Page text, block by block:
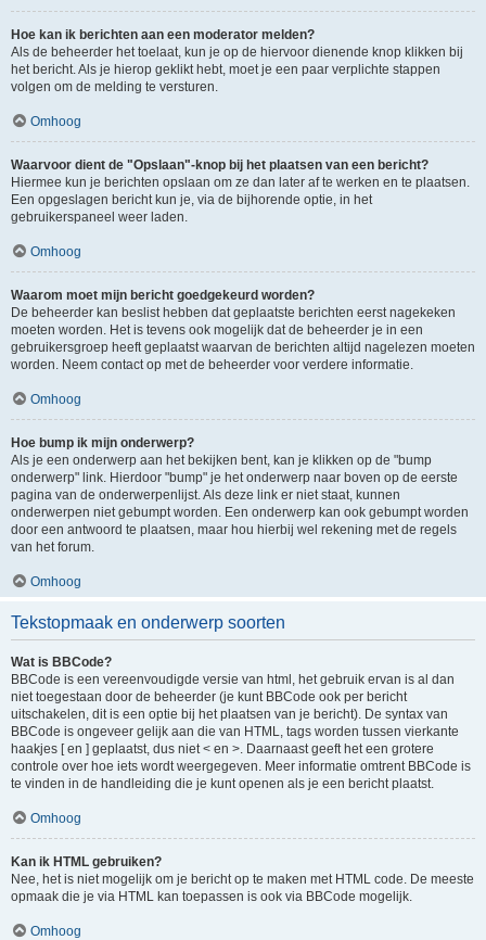
Hoe kan ik berichten aan een moderator melden?
Als de beheerder het toelaat, kun je op de hiervoor dienende knop klikken bij
het bericht. Als je hierop geklikt hebt, moet je een paar verplichte stappen
volgen om de melding te versturen.
Omhoog
Waarvoor dient de "Opslaan"-knop bij het plaatsen van een bericht?
Hiermee kun je berichten opslaan om ze dan later af te werken en te plaatsen.
Een opgeslagen bericht kun je, via de bijhorende optie, in het
gebruikerspaneel weer laden.
Omhoog
Waarom moet mijn bericht goedgekeurd worden?
De beheerder kan beslist hebben dat geplaatste berichten eerst nagekeken
moeten worden. Het is tevens ook mogelijk dat de beheerder je in een
gebruikersgroep heeft geplaatst waarvan de berichten altijd nagelezen moeten
worden. Neem contact op met de beheerder voor verdere informatie.
Omhoog
Hoe bump ik mijn onderwerp?
Als je een onderwerp aan het bekijken bent, kan je klikken op de "bump
onderwerp" link. Hierdoor "bump" je het onderwerp naar boven op de eerste
pagina van de onderwerpenlijst. Als deze link er niet staat, kunnen
onderwerpen niet gebumpt worden. Een onderwerp kan ook gebumpt worden
door een antwoord te plaatsen, maar hou hierbij wel rekening met de regels
van het forum.
Omhoog
Tekstopmaak en onderwerp soorten
Wat is BBCode?
BBCode is een vereenvoudigde versie van html, het gebruik ervan is al dan
niet toegestaan door de beheerder (je kunt BBCode ook per bericht
uitschakelen, dit is een optie bij het plaatsen van je bericht). De syntax van
BBCode is ongeveer gelijk aan die van HTML, tags worden tussen vierkante
haakjes [ en ] geplaatst, dus niet < en >. Daarnaast geeft het een grotere
controle over hoe iets wordt weergegeven. Meer informatie omtrent BBCode is
te vinden in de handleiding die je kunt openen als je een bericht plaatst.
Omhoog
Kan ik HTML gebruiken?
Nee, het is niet mogelijk om je bericht op te maken met HTML code. De meeste
opmaak die je via HTML kan toepassen is ook via BBCode mogelijk.
Omhoog